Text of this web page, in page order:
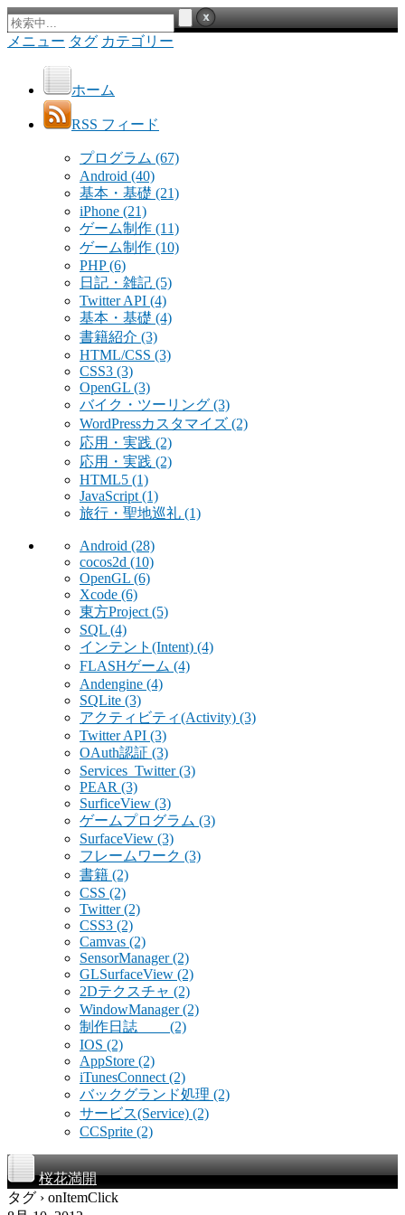
メニュー タグ カテゴリー
ホーム
RSS フィード
プログラム (67)
Android (40)
基本・基礎 (21)
iPhone (21)
ゲーム制作 (11)
ゲーム制作 (10)
PHP(6)
日記・雑記 (5)
Twitter API (4)
基本・基礎 (4)
書籍紹介 (3)
HTML/CSS (3)
CSS3 (3)
OpenGL (3)
バイク・ツーリング (3)
WordPressカスタマイズ (2)
応用・実践 (2)
応用・実践 (2)
HTML5 (1)
JavaScript (1)
旅行・聖地巡礼 (1)
Android (28)
cocos2d (10)
OpenGL (6)
Xcode (6)
東方Project (5)
SQL (4)
インテント(Intent) (4)
FLASHゲーム (4)
Andengine (4)
SQLite (3)
アクティビティ(Activity) (3)
Twitter API (3)
OAuth認証 (3)
Services_Twitter(3)
PEAR (3)
SurficeView (3)
ゲームプログラム (3)
SurfaceView (3)
フレームワーク (3)
書籍 (2)
CSS (2)
Twitter(2)
CSS3 (2)
Camvas (2)
SensorManager(2)
GLSurfaceView (2)
2Dテクスチャ (2)
WindowManager(2)
制作日誌 (2)
IOS (2)
AppStore (2)
iTunesConnect (2)
バックグランド処理 (2)
サービス(Service) (2)
CCSprite (2)
桜花満開
タグ › onItemClick